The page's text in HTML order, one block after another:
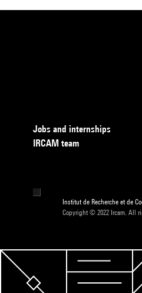
Jobs and internships
IRCAM team
Institut de Recherche et de
Copyright © 2022 Ircam. All